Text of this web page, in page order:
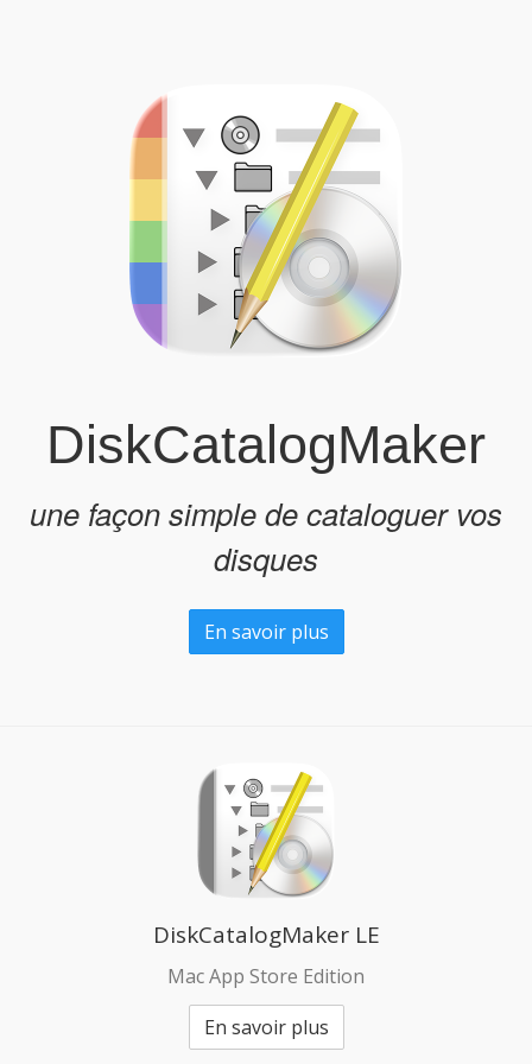
DiskCatalogMaker
une façon simple de cataloguer vos
disques
En savoir plus
DiskCatalogMaker LE
Mac App Store Edition
En savoir plus